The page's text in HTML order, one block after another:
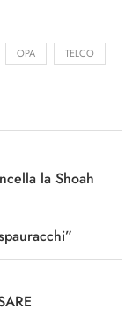
OPA TELCO
la Shoah